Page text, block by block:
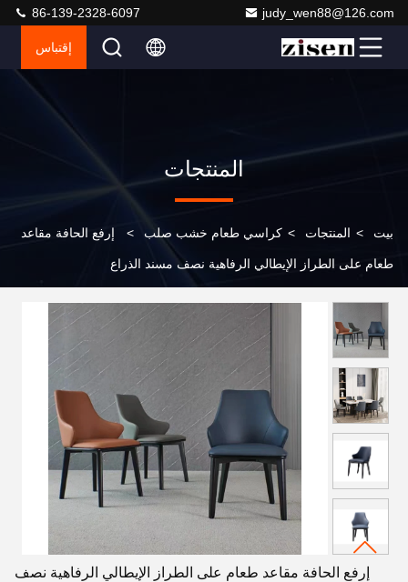
judy_wen88@126.com
86-139-2328-6097
إقتباس
المنتجات
بيت > المنتجات > كراسي طعام خشب صلب > إرفع الحافة مقاعد
طعام على الطراز الإيطالي الرفاهية نصف مسند الذراع
إرفع الحافة مقاعد طعام على الطراز الإيطالي الرفاهية نصف